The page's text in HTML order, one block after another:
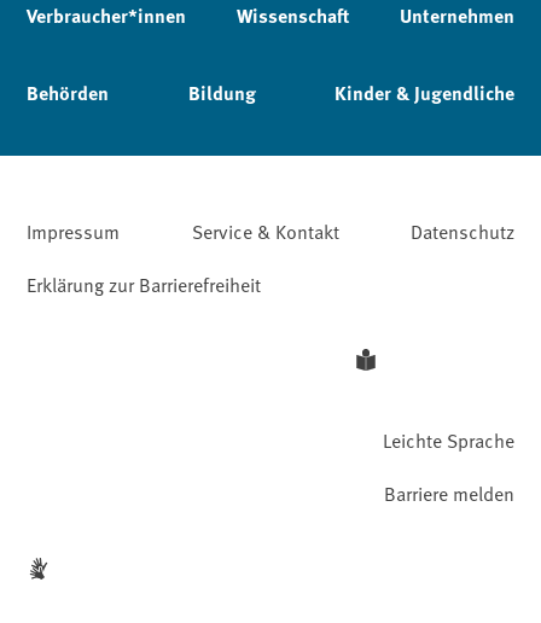
Verbraucher*innen Wissenschaft Unternehmen
Behörden Bildung Kinder & Jugendliche
Impressum Service & Kontakt
Datenschutz
Erklärung zur Barrierefreiheit
Leichte Sprache
Barriere melden